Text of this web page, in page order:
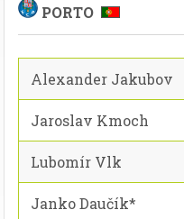
PORTO
Alexander Jakubov
Jaroslav Kmoch
Lubomír Vlk
Janko Daučík*